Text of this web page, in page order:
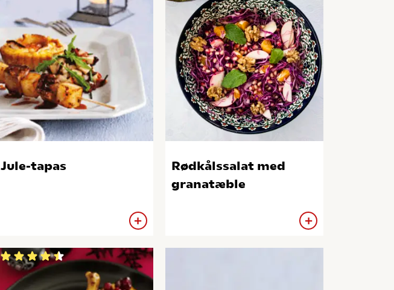
Jule-tapas
Rødkålssalat med
granatæble